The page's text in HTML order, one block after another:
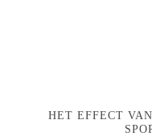
HET EFFECT